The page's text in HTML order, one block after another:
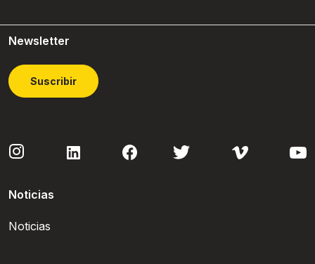
Newsletter
Suscribir
Noticias
Noticias